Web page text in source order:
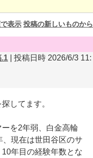
表示 投稿の新しいものから
| 投稿日時 2026/6/3 11:
してます。
を2年弱、白金高輪
現在は世田谷区のサ
年目の経験年数とな